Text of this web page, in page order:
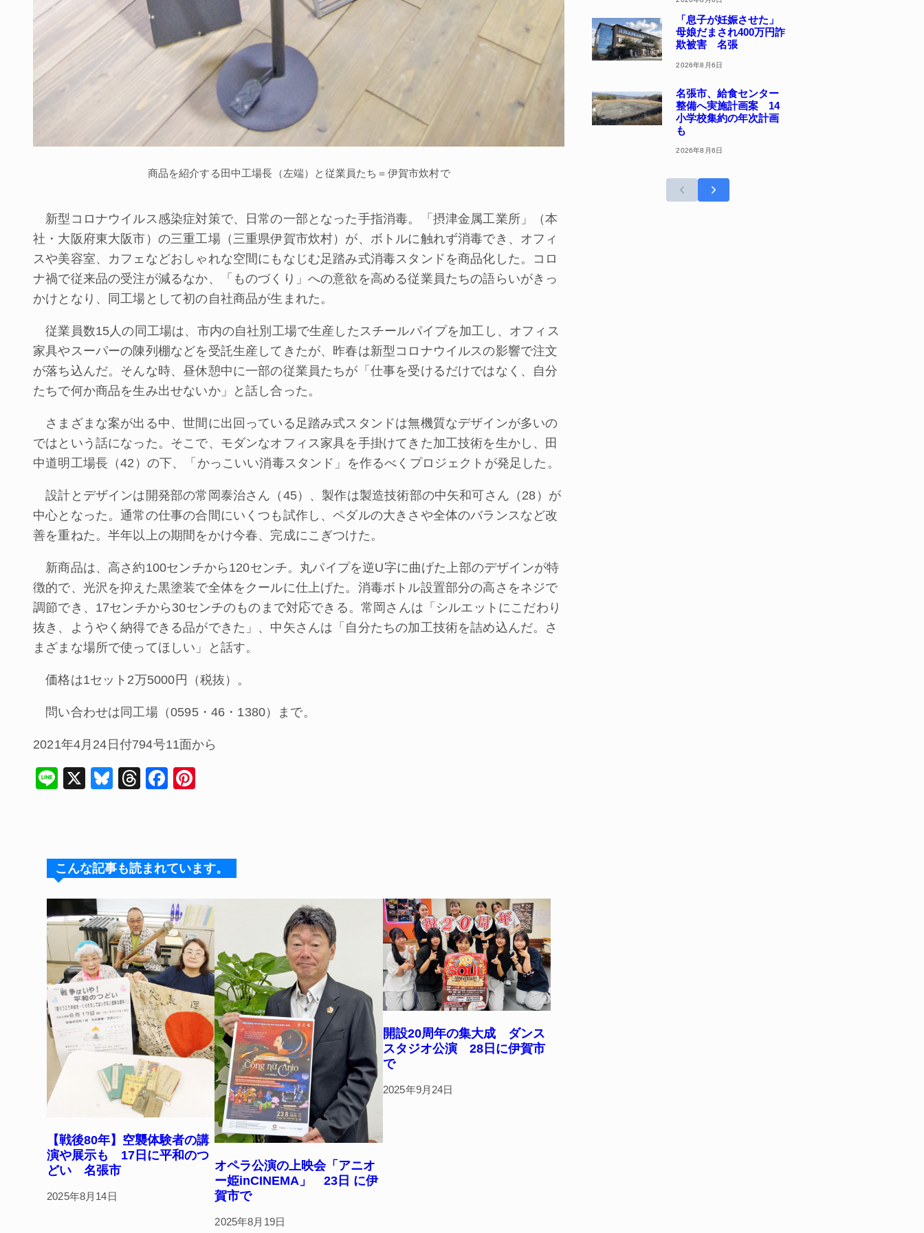
商品を紹介する田中工場長（左端）と従業員たち＝伊賀市炊村で
新型コロナウイルス感染症対策で、日常の一部となった手指消毒。「摂津金属工業所」（本
社・大阪府東大阪市）の三重工場（三重県伊賀市炊村）が、ボトルに触れず消毒でき、オフィ
スや美容室、カフェなどおしゃれな空間にもなじむ足踏み式消毒スタンドを商品化した。コロ
ナ禍で従来品の受注が減るなか、「ものづくり」への意欲を高める従業員たちの語らいがきっ
かけとなり、同工場として初の自社商品が生まれた。
従業員数15人の同工場は、市内の自社別工場で生産したスチールパイプを加工し、オフィス
家具やスーパーの陳列棚などを受託生産してきたが、昨春は新型コロナウイルスの影響で注文
が落ち込んだ。そんな時、昼休憩中に一部の従業員たちが「仕事を受けるだけではなく、自分
たちで何か商品を生み出せないか」と話し合った。
さまざまな案が出る中、世間に出回っている足踏み式スタンドは無機質なデザインが多いの
ではという話になった。そこで、モダンなオフィス家具を手掛けてきた加工技術を生かし、田
中道明工場長（42）の下、「かっこいい消毒スタンド」を作るべくプロジェクトが発足した。
設計とデザインは開発部の常岡泰治さん（45）、製作は製造技術部の中矢和可さん（28）が
中心となった。通常の仕事の合間にいくつも試作し、ペダルの大きさや全体のバランスなど改
善を重ねた。半年以上の期間をかけ今春、完成にこぎつけた。
新商品は、高さ約100センチから120センチ。丸パイプを逆U字に曲げた上部のデザインが特
徴的で、光沢を抑えた黒塗装で全体をクールに仕上げた。消毒ボトル設置部分の高さをネジで
調節でき、17センチから30センチのものまで対応できる。常岡さんは「シルエットにこだわり
抜き、ようやく納得できる品ができた」、中矢さんは「自分たちの加工技術を詰め込んだ。さ
まざまな場所で使ってほしい」と話す。
価格は1セット2万5000円（税抜）。
問い合わせは同工場（0595・46・1380）まで。
2021年4月24日付794号11面から
Li
X
Bl
k
T
d
F
b
o
k
st
こんな記事も読まれています。
【戦後80年】空襲体験者の講
演や展示も 17日に平和のつ
どい 名張市
2025年8月14日
オペラ公演の上映会「アニオ
ー姫inCINEMA」 23日 に伊
賀市で
2025年8月19日
開設20周年の集大成 ダンス
スタジオ公演 28日に伊賀市
で
2025年9月24日
「息子が妊娠させた」
母娘だまされ400万円詐
欺被害 名張
2026年8月6日
名張市、給食センター
整備へ実施計画案 14
小学校集約の年次計画
も
2026年8月6日